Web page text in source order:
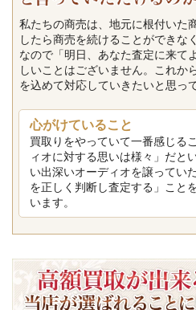
私たちの商売は、地元に根付いた
したら商売を続けることができな
なので「明日、あなた査定に来て
しいことはございません。これか
を込めて対応していきたいと思っ
心がけていること
買取りをやっていて一番感じる
ィオに対する思いは様々」だと
い出深いオーディオを譲ってい
を正しく判断し査定する」こと
います。